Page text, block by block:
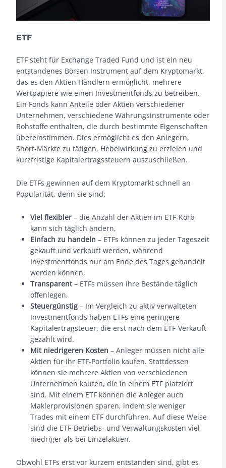
ETF
ETF steht für Exchange Traded Fund und ist ein neu
entstandenes Börsen Instrument auf dem Kryptomarkt,
das es den Aktien Händlern ermöglicht, mehrere
Wertpapiere wie einen Investmentfonds zu betreiben.
Ein Fonds kann Anteile oder Aktien verschiedener
Unternehmen, verschiedene Währungsinstrumente oder
Rohstoffe enthalten, die durch bestimmte Eigenschaften
übereinstimmen. Dies ermöglicht es den Anlegern,
Short-Märkte zu tätigen, Hebelwirkung zu erzielen und
kurzfristige Kapitalertragssteuern auszuschließen.
Die ETFs gewinnen auf dem Kryptomarkt schnell an
Popularität, denn sie sind:
Viel flexibler – die Anzahl der Aktien im ETF-Korb
kann sich täglich ändern,
Einfach zu handeln – ETFs können zu jeder Tageszeit
gekauft und verkauft werden, während
Investmentfonds nur am Ende des Tages gehandelt
werden können,
Transparent– ​​ETFs müssen ihre Bestände täglich
offenlegen,
Steuergünstig – Im Vergleich zu aktiv verwalteten
Investmentfonds haben ETFs eine geringere
Kapitalertragsteuer, die erst nach dem ETF-Verkauft
gezahlt wird.
Mit niedrigeren Kosten – Anleger müssen nicht alle
Aktien für ihr ETF-Portfolio kaufen. Stattdessen
können sie mehrere Aktien von verschiedenen
Unternehmen kaufen, die in einem ETF platziert
sind. Mit einem ETF können die Anleger auch
Maklerprovisionen sparen, indem sie weniger
Trades mit einem ETF durchführen. Auf diese Weise
sind die ETF-Betriebs- und Verwaltungskosten viel
niedriger als bei Einzelaktien.
Obwohl ETFs erst vor kurzem entstanden sind, gibt es